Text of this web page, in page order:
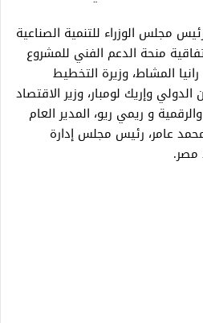
مجلس الوزراء للتنمية الصناعية
منحة الدعم الفني للمشروع
المشاط، وزيرة التخطيط
الدولي وإريك لومبار، وزير الاقتصاد
و ريمي ريو، المدير العام
محمد عامر، رئيس مجلس إدارة
مصر.